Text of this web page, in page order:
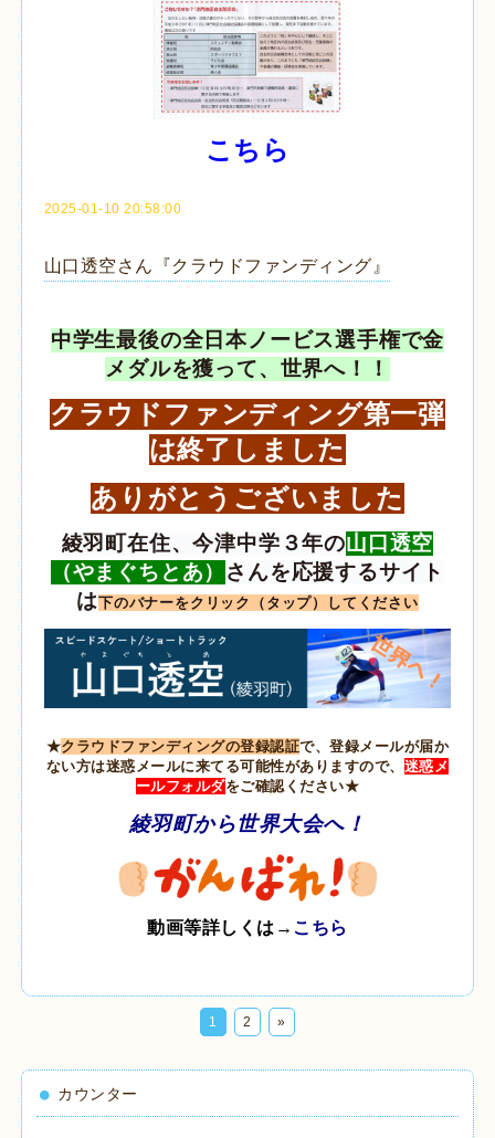
こちら
2025-01-10 20:58:00
山口透空さん『クラウドファンディング』
中学生最後の全日本ノービス選手権で金
メダルを獲って、世界へ！！
クラウドファンディング第一弾
は終了しました
ありがとうございました
綾羽町在住、今津中学３年の山口透空
（やまぐちとあ） さんを応援するサイト
は下のバナーをクリック（タップ）してください
★クラウドファンディングの登録認証で、登録メールが届か
ない方は迷惑メールに来てる可能性がありますので、 迷惑メ
ールフォルダをご確認ください★
綾羽町から世界大会へ！
動画等詳しくは→ こちら
1 2 »
カウンター